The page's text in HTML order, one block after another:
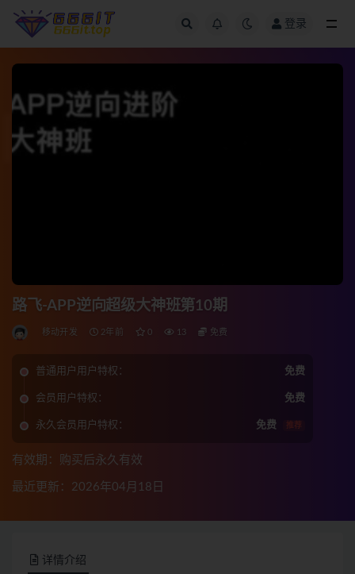
登录
路飞-APP逆向超级大神班第10期
移动开发 2年前 0 13 免费
普通用户用户特权： 免费
会员用户特权： 免费
永久会员用户特权： 免费 推荐
有效期：购买后永久有效
最近更新：2026年04月18日
详情介绍